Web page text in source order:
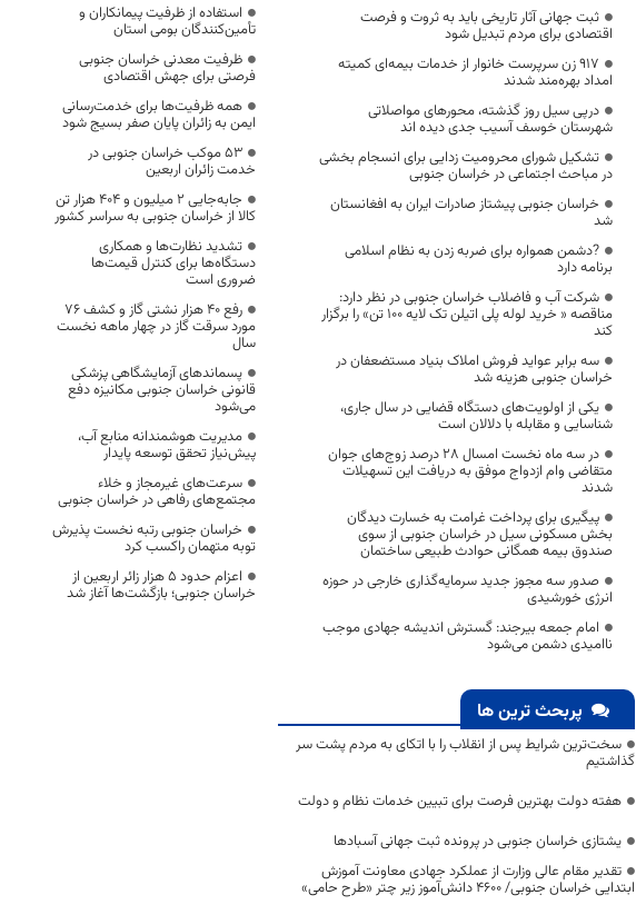
ثبت جهانی آثار تاریخی باید به ثروت و فرصت
اقتصادی برای مردم تبدیل شود
۹۱۷ زن سرپرست خانوار از خدمات بیمه‌ای کمیته
امداد بهره‌مند شدند
درپی سیل روز گذشته، محورهای مواصلاتی
شهرستان خوسف آسیب جدی دیده اند
تشکیل شورای محرومیت زدایی برای انسجام بخشی
در مباحث اجتماعی در خراسان جنوبی
خراسان جنوبی پیشتاز صادرات ایران به افغانستان
شد
?دشمن همواره برای ضربه زدن به نظام اسلامی
برنامه دارد
شرکت آب و فاضلاب خراسان جنوبی در نظر دارد:
مناقصه « خرید لوله پلی اتیلن تک لایه 100 تن» را برگزار
کند
سه برابر عواید فروش املاک بنیاد مستضعفان در
خراسان جنوبی هزینه شد
یکی از اولویت‌های دستگاه قضایی در سال جاری،
شناسایی و مقابله با دلالان است
در سه ماه نخست امسال ۲۸ درصد زوج‌های جوان
متقاضی وام ازدواج موفق به دریافت این تسهیلات
شدند
پیگیری برای پرداخت غرامت به خسارت دیدگان
بخش مسکونی سیل در خراسان جنوبی از سوی
صندوق بیمه همگانی حوادث طبیعی ساختمان
صدور سه مجوز جدید سرمایه‌گذاری خارجی در حوزه
انرژی خورشیدی
امام جمعه بیرجند: گسترش اندیشه جهادی موجب
ناامیدی دشمن می‌شود
پربحث ترین ها
سخت‌ترین شرایط پس از انقلاب را با اتکای به مردم پشت سر
گذاشتیم
هفته دولت بهترین فرصت برای تبیین خدمات نظام و دولت
یشتازی خراسان جنوبی در پرونده ثبت جهانی آسبادها
تقدیر مقام عالی وزارت از عملکرد جهادی معاونت آموزش
ابتدایی خراسان جنوبی/ ۴۶۰۰ دانش‌آموز زیر چتر «طرح حامی»
استفاده از ظرفیت پیمانکاران و
تأمین‌کنندگان بومی استان
ظرفیت معدنی خراسان جنوبی
فرصتی برای جهش اقتصادی
همه ظرفیت‌ها برای خدمت‌رسانی
ایمن به زائران پایان صفر بسیج شود
53 موکب خراسان جنوبی در
خدمت زائران اربعین
جابه‌جایی 2 میلیون و 404 هزار تن
کالا از خراسان جنوبی به سراسر کشور
تشدید نظارت‌ها و همکاری
دستگاه‌ها برای کنترل قیمت‌ها
ضروری است
رفع 40 هزار نشتی گاز و کشف 76
مورد سرقت گاز در چهار ماهه نخست
سال
پسماندهای آزمایشگاهی پزشکی
قانونی خراسان جنوبی مکانیزه دفع
می‌شود
مدیریت هوشمندانه منابع آب،
پیش‌نیاز تحقق توسعه پایدار
سرعت‌های غیرمجاز و خلاء
مجتمع‌های رفاهی در خراسان جنوبی
خراسان جنوبی رتبه نخست پذیرش
توبه متهمان راکسب کرد
اعزام حدود 5 هزار زائر اربعین از
خراسان جنوبی؛ بازگشت‌ها آغاز شد